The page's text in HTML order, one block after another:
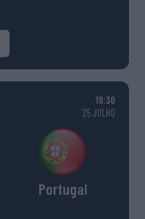
19:30
25 JULHO
Portugal